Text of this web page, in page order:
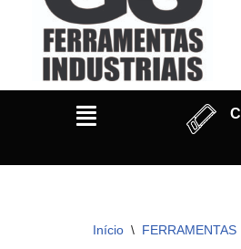
Início \ FERRAMENTAS